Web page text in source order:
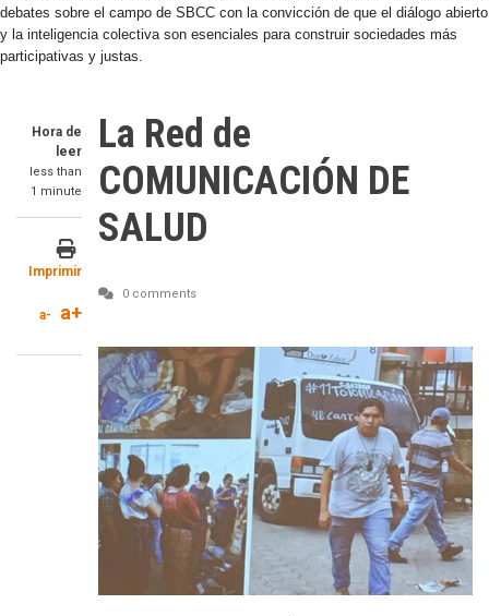
debates sobre el campo de SBCC con la convicción de que el diálogo abierto
y la inteligencia colectiva son esenciales para construir sociedades más
participativas y justas.
Hora de
leer
less than
1 minute
Imprimir
a- a+
La Red de
COMUNICACIÓN DE
SALUD
0 comments